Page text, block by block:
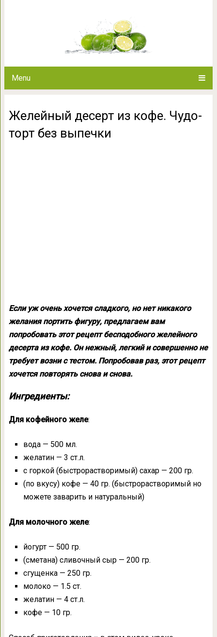
Menu
Желейный десерт из кофе. Чудо-
торт без выпечки
Если уж очень хочется сладкого, но нет никакого
желания портить фигуру, предлагаем вам
попробовать этот рецепт бесподобного желейного
десерта из кофе. Он нежный, легкий и совершенно не
требует возни с тестом. Попробовав раз, этот рецепт
хочется повторять снова и снова.
Ингредиенты:
Для кофейного желе:
вода — 500 мл.
желатин — 3 ст.л.
с горкой (быстрорастворимый) сахар — 200 гр.
(по вкусу) кофе — 40 гр. (быстрорастворимый но
можете заварить и натуральный)
Для молочного желе:
йогурт — 500 гр.
(сметана) сливочный сыр — 200 гр.
сгущенка — 250 гр.
молоко — 1.5 ст.
желатин — 4 ст.л.
кофе — 10 гр.